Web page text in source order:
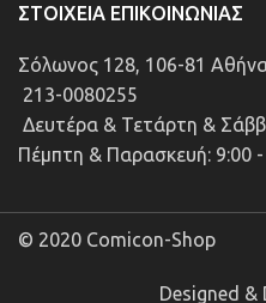
ΣΤΟΙΧΕΊΑ ΕΠΙΚΟΙΝΩΝΊΑΣ
Σόλωνος 128, 106-81 Αθήνα
213-0080255
Δευτέρα & Τετάρτη &
Πέμπτη & Παρασκευή: 9:00
© 2020 Comicon-Shop
Designed &